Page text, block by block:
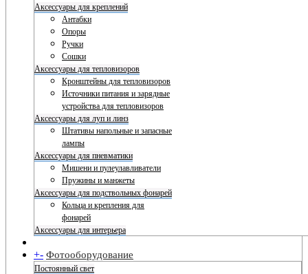
Аксессуары для креплений
Антабки
Опоры
Ручки
Сошки
Аксессуары для тепловизоров
Кронштейны для тепловизоров
Источники питания и зарядные
устройства для тепловизоров
Аксессуары для луп и линз
Штативы напольные и запасные
лампы
Аксессуары для пневматики
Мишени и пулеулавливатели
Пружины и манжеты
Аксессуары для подствольных фонарей
Кольца и крепления для
фонарей
Аксессуары для интерьера
+- Фотооборудование
Постоянный свет